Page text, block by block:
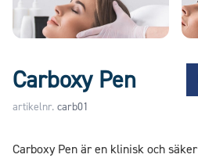
Equipment
Carboxy Pen
artikelnr. carb01
Carboxy Pen är en klinisk och